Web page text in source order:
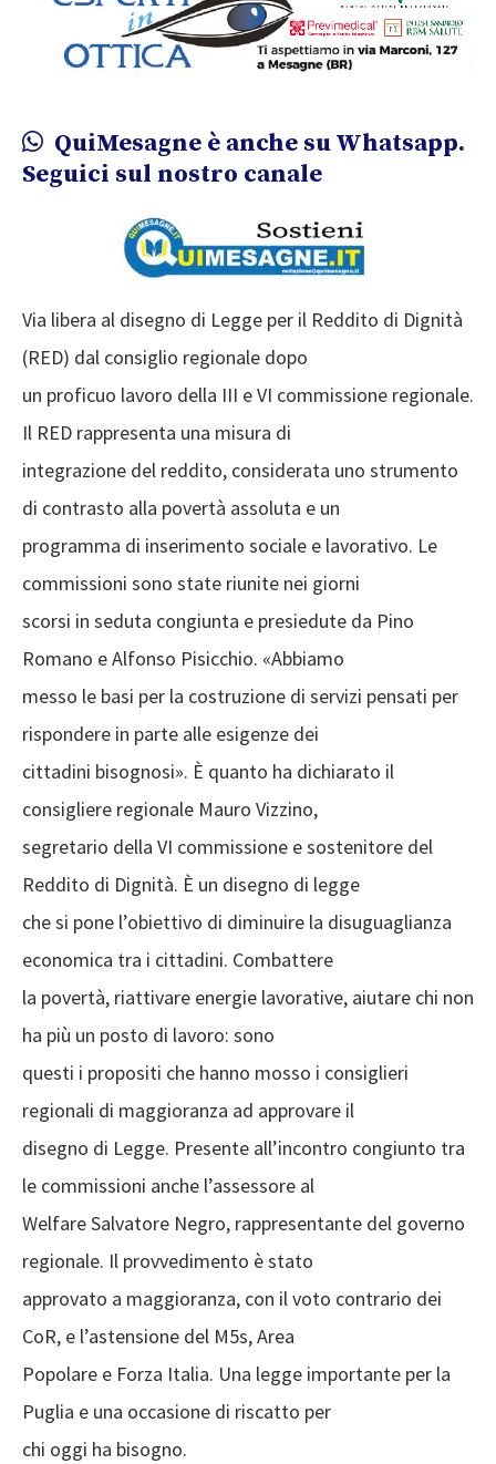
QuiMesagne è anche su Whatsapp.
Seguici sul nostro canale
Via libera al disegno di Legge per il Reddito di Dignità
(RED) dal consiglio regionale dopo
un proficuo lavoro della III e VI commissione regionale.
Il RED rappresenta una misura di
integrazione del reddito, considerata uno strumento
di contrasto alla povertà assoluta e un
programma di inserimento sociale e lavorativo. Le
commissioni sono state riunite nei giorni
scorsi in seduta congiunta e presiedute da Pino
Romano e Alfonso Pisicchio. «Abbiamo
messo le basi per la costruzione di servizi pensati per
rispondere in parte alle esigenze dei
cittadini bisognosi». È quanto ha dichiarato il
consigliere regionale Mauro Vizzino,
segretario della VI commissione e sostenitore del
Reddito di Dignità. È un disegno di legge
che si pone l’obiettivo di diminuire la disuguaglianza
economica tra i cittadini. Combattere
la povertà, riattivare energie lavorative, aiutare chi non
ha più un posto di lavoro: sono
questi i propositi che hanno mosso i consiglieri
regionali di maggioranza ad approvare il
disegno di Legge. Presente all’incontro congiunto tra
le commissioni anche l’assessore al
Welfare Salvatore Negro, rappresentante del governo
regionale. Il provvedimento è stato
approvato a maggioranza, con il voto contrario dei
CoR, e l’astensione del M5s, Area
Popolare e Forza Italia. Una legge importante per la
Puglia e una occasione di riscatto per
chi oggi ha bisogno.